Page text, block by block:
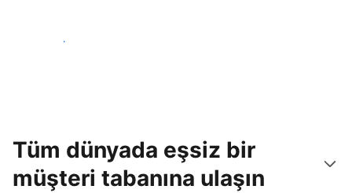
Hemen başla
Tüm dünyada eşsiz bir
müşteri tabanına ulaşın